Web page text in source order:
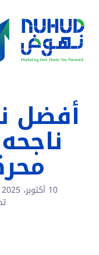
أفضل
10 أكتوبر، 2025